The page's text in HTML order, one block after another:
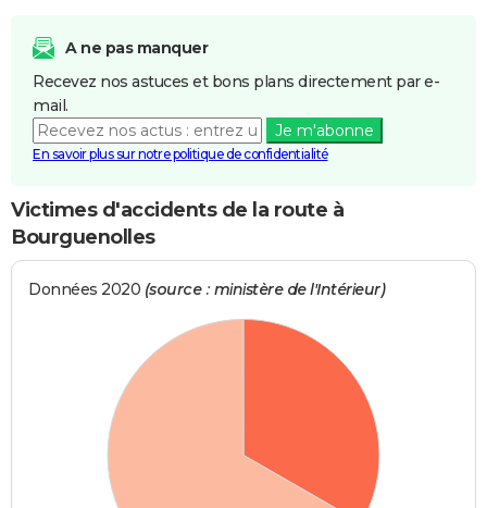
A ne pas manquer
Recevez nos astuces et bons plans directement par e-
mail.
Je m'abonne
En savoir plus sur notre politique de confidentialité
Victimes d'accidents de la route à
Bourguenolles
Données 2020 (source : ministère de l'Intérieur)